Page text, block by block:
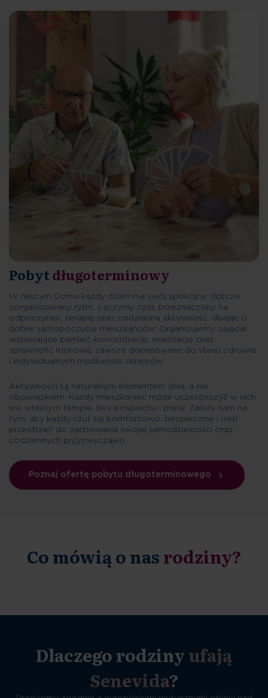
Pobytdługoterminowy
W naszym Domu każdy dzień ma swój spokojny, dobrze
zorganizowany rytm. Łączymy czas przeznaczony na
odpoczynek, terapię oraz codzienną aktywność, dbając o
dobre samopoczucie mieszkańców. Organizujemy zajęcia
wspierające pamięć, koncentrację, orientację oraz
sprawność ruchową, zawsze dopasowane do stanu zdrowia
i indywidualnych możliwości seniorów.
Aktywności są naturalnym elementem dnia, a nie
obowiązkiem. Każdy mieszkaniec może uczestniczyć w nich
we własnym tempie, bez pośpiechu i presji. Zależy nam na
tym, aby każdy czuł się komfortowo, bezpiecznie i miał
przestrzeń do zachowania swojej samodzielności oraz
codziennych przyzwyczajeń.
Poznaj ofertę pobytu długoterminowego
Co mówią o nasrodziny?
Dlaczego rodzinyufają
Senevida?